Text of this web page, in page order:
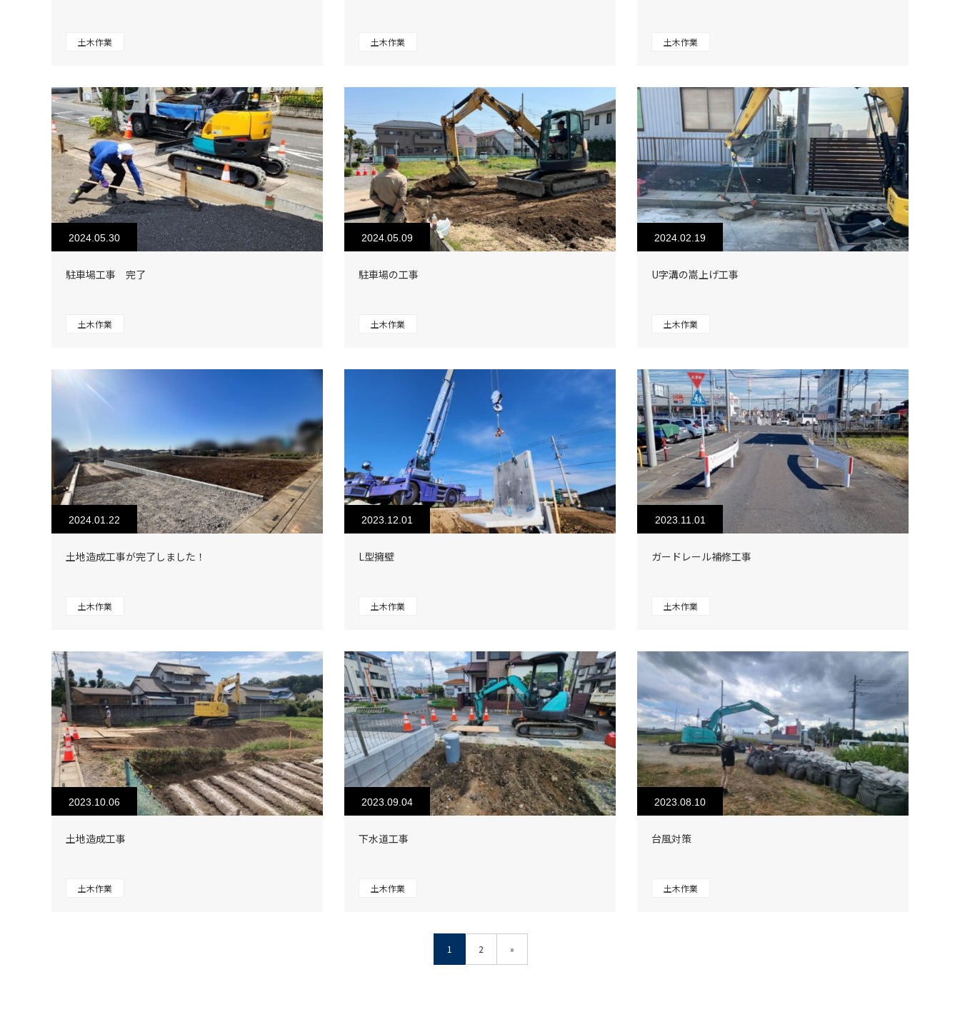
土木作業 土木作業 土木作業
2024.05.30
駐車場工事 完了
土木作業
2024.05.09
駐車場の工事
土木作業
2024.02.19
U字溝の嵩上げ工事
土木作業
2024.01.22
土地造成工事が完了しました！
土木作業
2023.12.01
L型擁壁
土木作業
2023.11.01
ガードレール補修工事
土木作業
2023.10.06
土地造成工事
土木作業
2023.09.04
下水道工事
土木作業
2023.08.10
台風対策
土木作業
1 2 »